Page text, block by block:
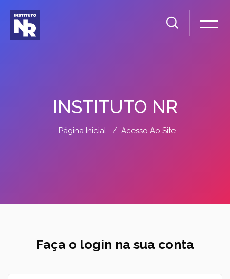
INSTITUTO NR
Página Inicial Acesso Ao Site
Avançar para criar nova conta
Faça o login na sua conta